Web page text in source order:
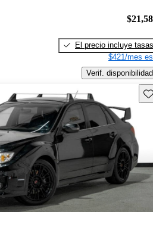
El precio incluye tasas
$421/mes
Verif. disponibilidad